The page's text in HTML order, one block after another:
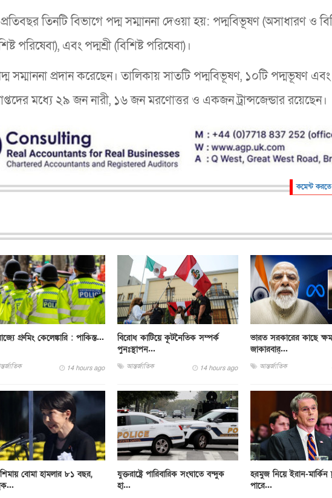
প্রতিবছর তিনটি বিভাগে পদ্ম সম্মাননা দেওয়া হয়: পদ্মবিভূষণ (অসাধারণ ও
পরিষেবা), এবং পদ্মশ্রী (বিশিষ্ট পরিষেবা)।
সম্মাননা প্রদান করেছেন। তালিকায় সাতটি পদ্মবিভূষণ, ১০টি পদ্মভূষণ
মধ্যে ২৯ জন নারী, ১৬ জন মরণোত্তর ও একজন ট্রান্সজেন্ডার রয়েছেন।
কমেন্ট
গ্রুমিং কেলেঙ্কারি : পাকিস্ত...
14 hours ago
বিরোধ কাটিয়ে কূটনৈতিক সম্পর্ক
পুনঃস্থাপন...
আন্তর্জাতিক 14 hours ago
ভারত সরকারের কাছে
জাকারবার্...
আন্তর্জাতিক
বোমা হামলার ৮১ বছর,
যুক্তরাষ্ট্রে পারিবারিক সংঘাতে বন্দুক
হা...
হরমুজ নিয়ে ইরান-মার্কিন
পারে...